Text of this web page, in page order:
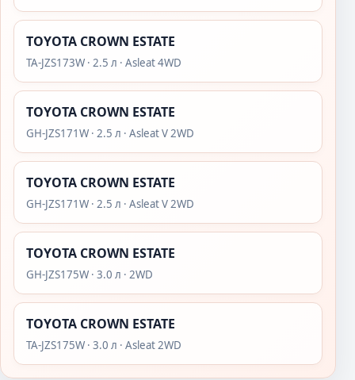
TOYOTA CROWN ESTATE
TA-JZS173W · 2.5 л · Asleat 4WD
TOYOTA CROWN ESTATE
GH-JZS171W · 2.5 л · Asleat V 2WD
TOYOTA CROWN ESTATE
GH-JZS171W · 2.5 л · Asleat V 2WD
TOYOTA CROWN ESTATE
GH-JZS175W · 3.0 л · 2WD
TOYOTA CROWN ESTATE
TA-JZS175W · 3.0 л · Asleat 2WD